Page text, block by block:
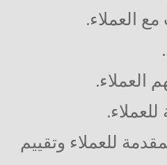
مع العملاء.
العملاء.
للعملاء وتقييم